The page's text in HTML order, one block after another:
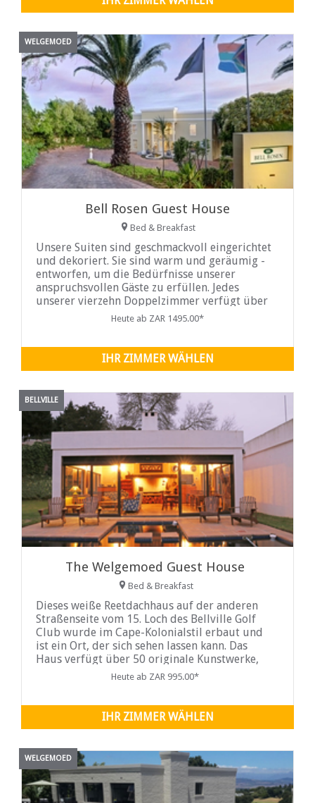
WELGEMOED
Bell Rosen Guest House
Bed & Breakfast
Unsere Suiten sind geschmackvoll eingerichtet
und dekoriert. Sie sind warm und geräumig -
entworfen, um die Bedürfnisse unserer
anspruchsvollen Gäste zu erfüllen. Jedes
unserer vierzehn Doppelzimmer verfügt über
ein eigenes Badezimmer, Telefon,
Heute ab ZAR 1495.00*
IHR ZIMMER WÄHLEN
BELLVILLE
The Welgemoed Guest House
Bed & Breakfast
Dieses weiße Reetdachhaus auf der anderen
Straßenseite vom 15. Loch des Bellville Golf
Club wurde im Cape-Kolonialstil erbaut und
ist ein Ort, der sich sehen lassen kann. Das
Haus verfügt über 50 originale Kunstwerke,
die an fast jeder Wand hängen und mit einer
Heute ab ZAR 995.00*
IHR ZIMMER WÄHLEN
WELGEMOED